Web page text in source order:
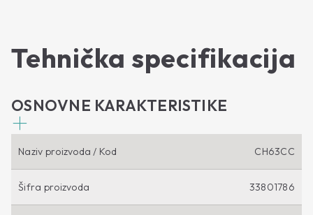
Tehnička specifikacija
OSNOVNE KARAKTERISTIKE
Naziv proizvoda / Kod CH63CC
Šifra proizvoda 33801786